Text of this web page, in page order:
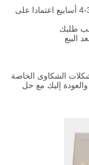
3بمجرد تأكيد دفعك، سيتم بدء طلبك وإنهائه في 3-4 أسابيع اعتمادا على
الشكاوى الخاصة
إليك مع حل